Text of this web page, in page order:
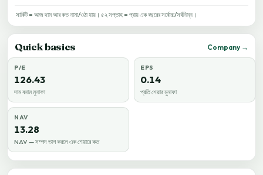
সার্কিট = আজ দাম আর কত নামা/ওঠা যায়। ৫২ সপ্তাহ = প্রায় এক বছরের সর্বোচ্চ/সর্বনিম্ন।
Quick basics Company →
P/E
126.43
দাম বনাম মুনাফা
EPS
0.14
প্রতি শেয়ার মুনাফা
NAV
13.28
NAV — সম্পদ ভাগ করলে এক শেয়ারে কত